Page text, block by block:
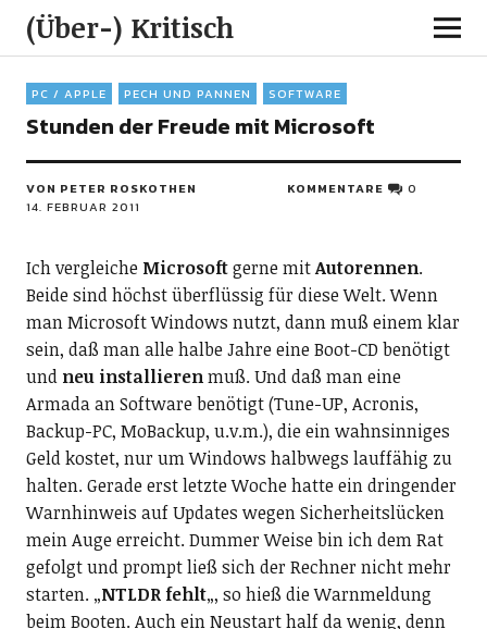
(Über-) Kritisch
PC / APPLE PECH UND PANNEN SOFTWARE
Stunden der Freude mit Microsoft
VON PETER ROSKOTHEN
14. FEBRUAR 2011
KOMMENTARE 0
Ich vergleiche Microsoftgerne mitAutorennen.
Beide sind höchst überflüssig für diese Welt. Wenn
man Microsoft Windows nutzt, dann muß einem klar
sein, daß man alle halbe Jahre eine Boot-CD benötigt
und neu installierenmuß. Und daß man eine
Armada an Software benötigt (Tune-UP, Acronis,
Backup-PC, MoBackup, u.v.m.), die ein wahnsinniges
Geld kostet, nur um Windows halbwegs lauffähig zu
halten. Gerade erst letzte Woche hatte ein dringender
Warnhinweis auf Updates wegen Sicherheitslücken
mein Auge erreicht. Dummer Weise bin ich dem Rat
gefolgt und prompt ließ sich der Rechner nicht mehr
starten. „NTLDR fehlt„, so hieß die Warnmeldung
beim Booten. Auch ein Neustart half da wenig, denn